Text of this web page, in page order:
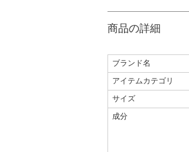
商品の詳細
ブランド名
アイテムカテゴリ
サイズ
成分